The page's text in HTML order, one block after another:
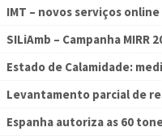
IMT – novos serviços online
SILiAmb – Campanha MIRR
Estado de Calamidade:
Levantamento parcial de
Espanha autoriza as 60